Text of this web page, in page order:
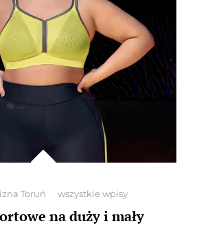
Toruń wszystkie wpisy
na duży i mały